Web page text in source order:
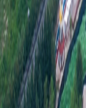
为确
的政
政务